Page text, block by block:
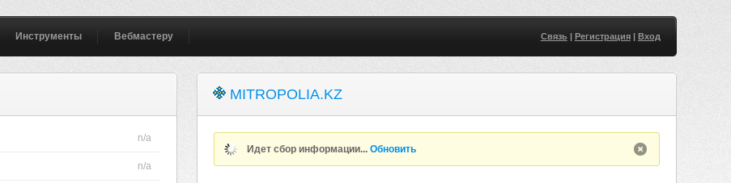
Инструменты Вебмастеру Связь| Регистрация| Вход
n/a
n/a
MITROPOLIA.KZ
Идет сбор информации...Обновить